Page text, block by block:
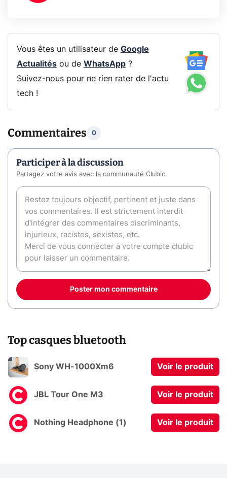
Vous êtes un utilisateur de Google
Actualitésou de WhatsApp?
Suivez-nous pour ne rien rater de l'actu
tech !
Commentaires 0
Participer à la discussion
Partagez votre avis avec la communauté Clubic.
Poster mon commentaire
Top casques bluetooth
Sony WH-1000Xm6 Voir le produit
JBL Tour One M3 Voir le produit
Nothing Headphone (1) Voir le produit